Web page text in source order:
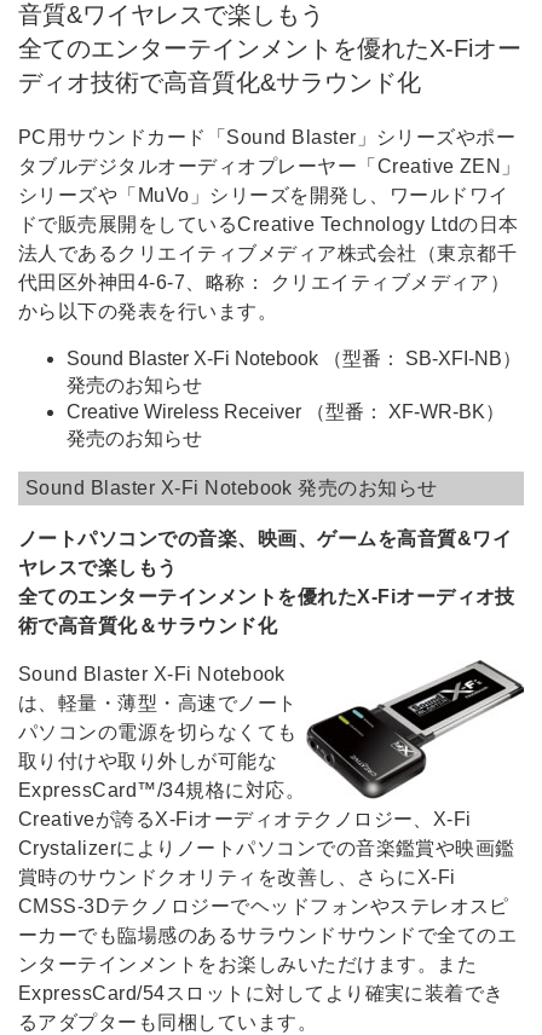
音質&ワイヤレスで楽しもう
全てのエンターテインメントを優れたX-Fiオー
ディオ技術で高音質化&サラウンド化
PC用サウンドカード「Sound Blaster」シリーズやポー
タブルデジタルオーディオプレーヤー「Creative ZEN」
シリーズや「MuVo」シリーズを開発し、ワールドワイ
ドで販売展開をしているCreative Technology Ltdの日本
法人であるクリエイティブメディア株式会社（東京都千
代田区外神田4-6-7、略称： クリエイティブメディア）
から以下の発表を行います。
Sound Blaster X-Fi Notebook （型番： SB-XFI-NB）
発売のお知らせ
Creative Wireless Receiver （型番： XF-WR-BK）
発売のお知らせ
Sound Blaster X-Fi Notebook 発売のお知らせ
ノートパソコンでの音楽、映画、ゲームを高音質&ワイ
ヤレスで楽しもう
全てのエンターテインメントを優れたX-Fiオーディオ技
術で高音質化＆サラウンド化
Sound Blaster X-Fi Notebook
は、軽量・薄型・高速でノート
パソコンの電源を切らなくても
取り付けや取り外しが可能な
ExpressCard™/34規格に対応。
Creativeが誇るX-Fiオーディオテクノロジー、X-Fi
Crystalizerによりノートパソコンでの音楽鑑賞や映画鑑
賞時のサウンドクオリティを改善し、さらにX-Fi
CMSS-3Dテクノロジーでヘッドフォンやステレオスピ
ーカーでも臨場感のあるサラウンドサウンドで全てのエ
ンターテインメントをお楽しみいただけます。また
ExpressCard/54スロットに対してより確実に装着でき
るアダプターも同梱しています。